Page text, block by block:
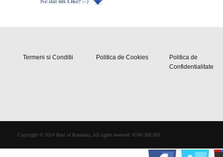
Termeni si Conditii Politica de Cookies
Politica de
Confidentialitate
Copyright © 2014 Best of Romania, All rights reserved. 0740.300.003